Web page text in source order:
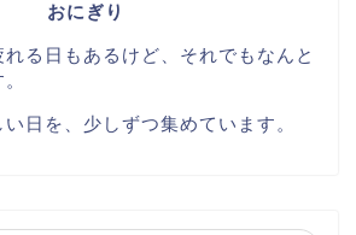
おにぎり
る日もあるけど、それでもなんと
日を、少しずつ集めています。